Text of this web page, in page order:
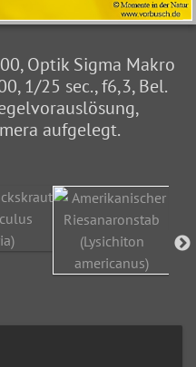
Optik Sigma Makro
1/25 sec., f6,3, Bel.
aufgelegt.